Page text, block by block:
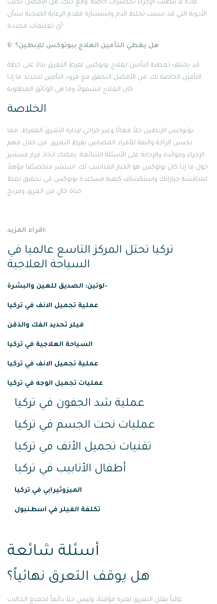
عادةً لا يتطلب الإجراء تحضيرات خاصة. ومع ذلك، من الأفضل تجنب
الأدوية التي قد تسبب تجلط الدم واستشارة مقدم الرعاية الصحية بشأن
أي تعليمات محددة·
6· هل يغطي التأمين العلاج ببوتوكس للإبطين؟
قد يختلف تغطية التأمين لعلاج بوتوكس لفرط التعرق بناءً على خطة
التأمين الخاصة بك. من الأفضل التحقق مع مزود التأمين لتحديد ما إذا
كان العلاج مشمولاً وما هي الوثائق المطلوبة·
الخلاصة
بوتوكس الإبطين حلاً فعالًا وغير جراحي لإدارة التعرق المفرط، مما
يحسن الراحة والثقة للأفراد المصابين بفرط التعرق. من خلال فهم
الإجراء وفوائده والإجابة على الأسئلة الشائعة. يمكنك اتخاذ قرار مستنير
حول ما إذا كان بوتوكس هو الخيار المناسب لك. استشر متخصصًا مؤهلاً
لمناقشة خياراتك واستكشاف كيفية مساعدة بوتوكس في تحقيق نمط
حياة خالٍ من العرق ومريح.
اقراء المزيد:
تركيا تحتل المركز التاسع عالميا في
السياحة العلاجية
لوتين: الصديق للعين والبشرة-
عملية تجميل الانف في تركيا
فيلر تحديد الفك والذقن
السياحة العلاجية في تركيا
عملية تجميل الانف في تركيا
عمليات تجميل الوجه في تركيا
عملية شد الجفون في تركيا
عمليات نحت الجسم في تركيا
تقنيات تجميل الأنف في تركيا
أطفال الأنابيب في تركيا
الميزوثيرابي في تركيا
تكلفة الفيلر في اسطنبول
أسئلة شائعة
هل يوقف التعرق نهائياً؟
غالباً يقلل التعرق لفترة مؤقتة، وليس حلاً دائماً لجميع الحالات.